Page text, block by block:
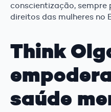
conscientização,
direitos das mulheres no
Think
saúde